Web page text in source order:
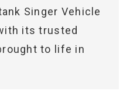
Singer Vehicle
its trusted
to life in